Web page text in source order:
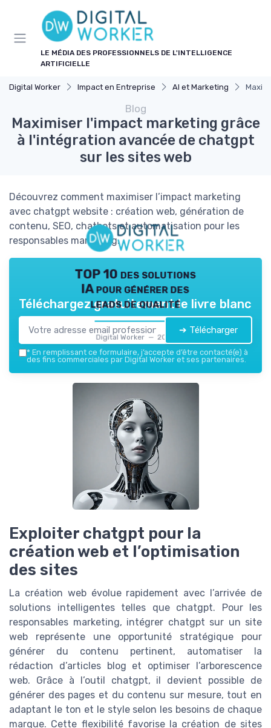
LE MÉDIA DES PROFESSIONNELS DE L'INTELLIGENCE
ARTIFICIELLE
Digital Worker Impact en Entreprise AI et Marketing
Blog
Maximiser l'impact marketing grâce
à l'intégration avancée de chatgpt
sur les sites web
Découvrez comment maximiser l’impact marketing
avec chatgpt website : création web, génération de
contenu, SEO, chatbots et automatisation pour les
responsables marketing.
TOP 10 des solutions
IA pour générer des
leads de qualité
Digital Worker — 2026
Téléchargez gratuitement le livre blanc
➔ Télécharger
* En remplissant ce formulaire, j’accepte d’être contacté(e) à
des fins commerciales par Digital Worker et ses partenaires.
Exploiter chatgpt pour la
création web et l’optimisation
des sites
La création web évolue rapidement avec l’arrivée de
solutions intelligentes telles que chatgpt. Pour les
responsables marketing, intégrer chatgpt sur un site
web représente une opportunité stratégique pour
générer du contenu pertinent, automatiser la
rédaction d’articles blog et optimiser l’arborescence
web. Grâce à l’outil chatgpt, il devient possible de
générer des pages et du contenu sur mesure, tout en
adaptant le ton et le style selon les besoins de chaque
marque. Cette flexibilité favorise la création de sites